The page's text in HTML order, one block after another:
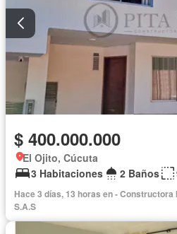
$ 400.000.000
El Ojito, Cúcuta
3 Habitaciones
2 Baños
Hace 3 días, 13 horas en - Constructora
S.A.S